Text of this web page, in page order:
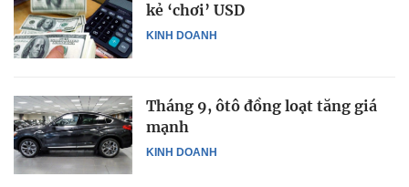
KINH DOANH
kẻ ‘chơi’ USD
KINH DOANH
Tháng 9, ôtô đồng loạt tăng giá
mạnh